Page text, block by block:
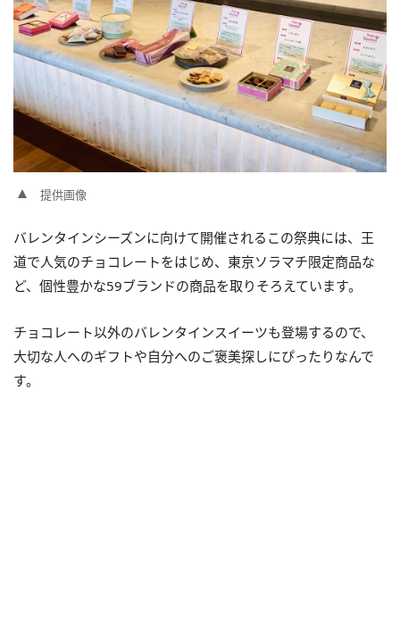
提供画像
バレンタインシーズンに向けて開催されるこの祭典には、王
道で人気のチョコレートをはじめ、東京ソラマチ限定商品な
ど、個性豊かな59ブランドの商品を取りそろえています。
チョコレート以外のバレンタインスイーツも登場するので、
大切な人へのギフトや自分へのご褒美探しにぴったりなんで
す。